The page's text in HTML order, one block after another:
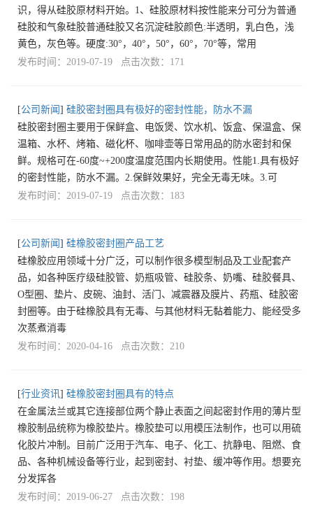
识，得从硅胶原材料开始。1、硅胶原材料按性能来分可分为普通
硅胶和气象硅胶普通硅胶又名沉淀硅胶颜色:半透明，乳白色，浅
黄色，灰色等。硬度:30°，40°，50°，60°，70°等，常用
发布时间：2019-07-19 点击次数：171
[公司新闻 ] 硅胶密封圈具有极好的密封性能，防水不漏
硅胶密封圈主要用于保鲜盒、电饭煲、饮水机、饭盒、保温盒、保
温箱、水杯、烤箱、磁化杯、咖啡壶等日常用品的防水密封和保
鲜。规格可在-60度~+200度温度范围内长期使用。性能1.具有极好
的密封性能，防水不漏。2.保鲜效果好，完全无毒无味。3.可
发布时间：2019-07-19 点击次数：183
[公司新闻 ] 硅橡胶密封圈产品工艺
硅橡胶应用领域十分广泛，可以制作很多模型制品及工业配套产
品，如各种医疗级硅胶管、奶瓶吸管、硅胶条、奶嘴、硅胶餐具、
O型圈、垫片、皮碗、油封、活门、减震器及膜片、药瓶、硅胶密
封圈等。由于硅橡胶具有无毒、与其他材料无黏着能力、能经受多
次蒸煮消毒
发布时间：2020-04-16 点击次数：210
[行业资讯] 硅橡胶密封圈具有的特点
在金属法兰或其它连接部位两个静止表面之间起密封作用的薄片型
橡胶制品统称为橡胶垫片。橡胶垫可以用模压法制作，也可以用硫
化胶片冲制。目前广泛用于汽车、电子、化工、抗静电、阻燃、食
品、各种机械设备等行业，起到密封、衬垫、缓冲等作用。想要充
分发挥各
发布时间：2019-06-27 点击次数：198